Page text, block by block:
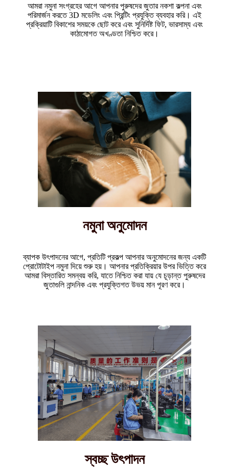
আমরা নমুনা সংগ্রহের আগে আপনার পুরুষদের জুতার নকশা কল্পনা এবং
পরিমার্জন করতে 3D মডেলিং এবং প্রিন্টিং প্রযুক্তি ব্যবহার করি। এই
প্রক্রিয়াটি বিকাশের সময়কে ছোট করে এবং সুনির্দিষ্ট ফিট, ভারসাম্য এবং
কাঠামোগত অখণ্ডতা নিশ্চিত করে।
নমুনা অনুমোদন
ব্যাপক উৎপাদনের আগে, প্রতিটি প্রকল্প আপনার অনুমোদনের জন্য একটি
প্রোটোটাইপ নমুনা দিয়ে শুরু হয়। আপনার প্রতিক্রিয়ার উপর ভিত্তি করে
আমরা বিস্তারিত সমন্বয় করি, যাতে নিশ্চিত করা যায় যে চূড়ান্ত পুরুষদের
জুতাগুলি নান্দনিক এবং প্রযুক্তিগত উভয় মান পূরণ করে।
স্বচ্ছ উৎপাদন